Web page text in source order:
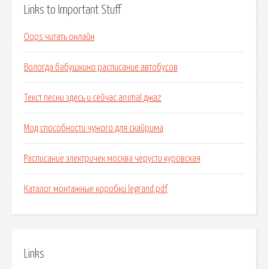
Links to Important Stuff
Oops читать онлайн
Вологда бабушкино расписание автобусов
Текст песни здесь и сейчас animal джаz
Мод способности чужого для скайрима
Расписание электричек москва черусти куровская
Каталог монтажные коробки legrand pdf
Links